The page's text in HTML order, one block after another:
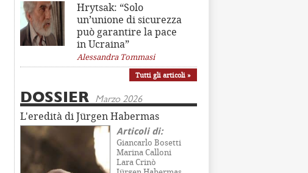
Hrytsak: “Solo
un’unione di sicurezza
può garantire la pace
in Ucraina”
Alessandra Tommasi
Tutti gli articoli »
DOSSIER Marzo 2026
L'eredità di Jürgen Habermas
Articoli di:
Giancarlo Bosetti
Marina Calloni
Lara Crinò